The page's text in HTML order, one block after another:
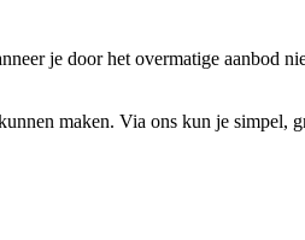
je door het overmatige aanbod
maken. Via ons kun je simpel,